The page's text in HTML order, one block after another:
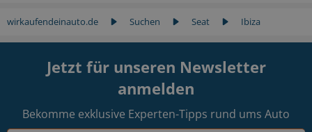
wirkaufendeinauto.de Suchen Seat Ibiza
Jetzt für unseren Newsletter
anmelden
Bekomme exklusive Experten-Tipps rund ums Auto